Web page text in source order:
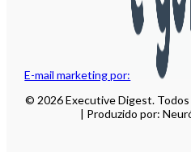
E-mail marketing por:
© 2026 Executive Digest.
| Produzido por: